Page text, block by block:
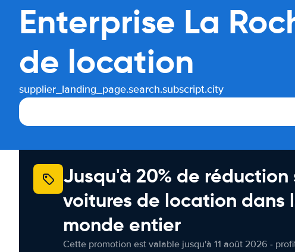
Enterprise La
de location
supplier_landing_page.search.subscript.city
Jusqu'à 20% de réduction
voitures de location dans
monde entier
Cette promotion est valable jusqu'à 11 août 2026 -